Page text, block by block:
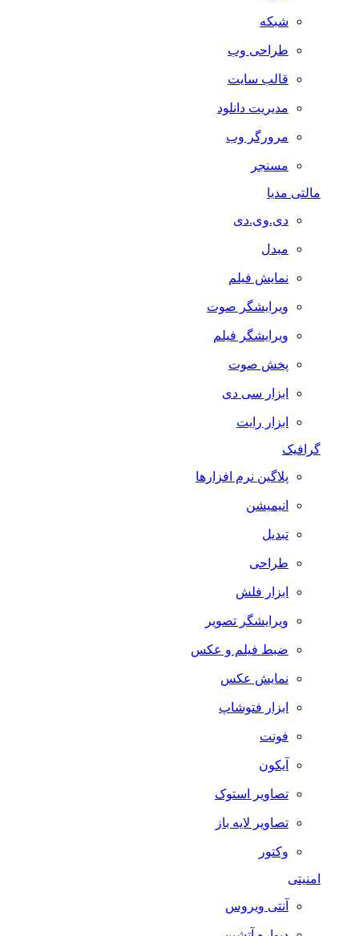
شبکه
طراحی وب
قالب سایت
مدیریت دانلود
مرورگر وب
مسنجر
مالتی مدیا
دی.وی.دی
مبدل
نمایش فیلم
ویرایشگر صوت
ویرایشگر فیلم
پخش صوت
ابزار سی دی
ابزار رایت
گرافیک
پلاگین نرم افزارها
انیمیشن
تبدیل
طراحی
ابزار فلش
ویرایشگر تصویر
ضبط فيلم و عكس
نمایش عکس
ابزار فتوشاپ
فونت
آیکون
تصاویر استوک
تصاویر لایه باز
وکتور
امنیتی
آنتی ویروس